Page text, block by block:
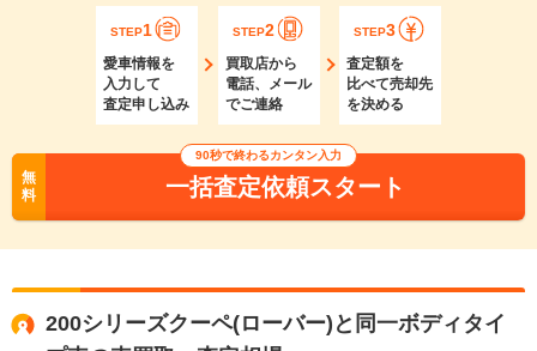
STEP1
愛車情報を
入力して
査定申し込み
STEP2
買取店から
電話、メール
でご連絡
STEP3
査定額を
比べて売却先
を決める
無
料
90秒で終わるカンタン入力
一括査定依頼スタート
200シリーズクーペ(ローバー)と同一ボディタイ